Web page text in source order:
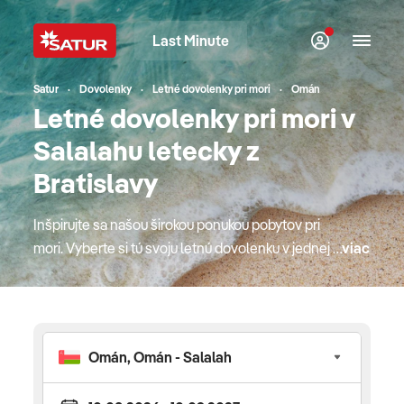
Last Minute
Satur Dovolenky Letné dovolenky pri mori Omán
Letné dovolenky pri mori v
Salalahu letecky z
Bratislavy
Inšpirujte sa našou širokou ponukou pobytov pri
mori. Vyberte si tú svoju letnú dovolenku v jednej z
top európskych destinácií. Bude to Cyprus alebo
krásny podmorský svet Červeného mora v Egypte
či hit minulého leta, "egyptský Karibik" v Marsa
viac